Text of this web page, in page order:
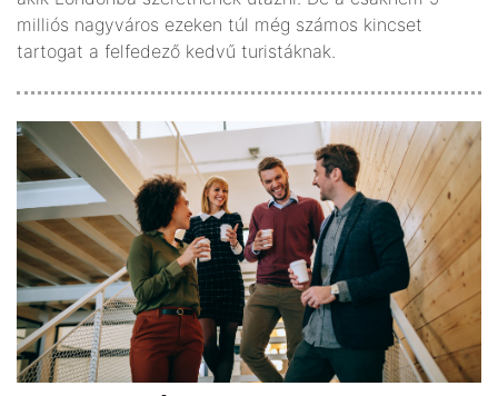
milliós nagyváros ezeken túl még számos kincset
tartogat a felfedező kedvű turistáknak.